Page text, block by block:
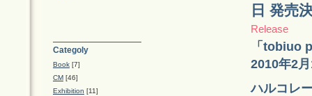
Categoly
Book [7]
CM [46]
Exhibition [11]
日 発売
Release
「tobiuo
2010年2
ハルコレ